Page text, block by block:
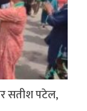
सतीश पटेल,